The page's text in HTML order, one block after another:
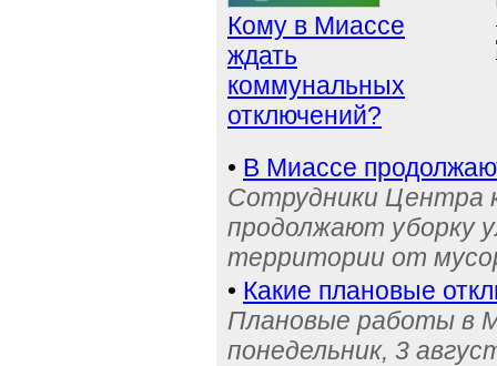
Кому в Миассе
ждать
коммунальных
отключений?
• В Миассе
Сотрудники Центра
продолжают уборку
территории от
• Какие плановые
Плановые работы в
понедельник, 3